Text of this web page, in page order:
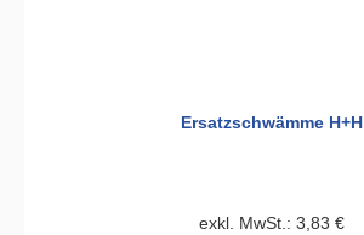
Ersatzschwämme H+H
exkl. MwSt.: 3,83 €